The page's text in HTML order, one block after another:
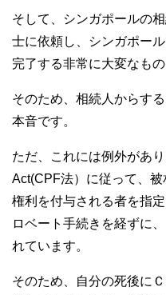
そして、シンガポールの
士に依頼し、シンガポー
完了する非常に大変なもの
そのため、相続人からす
本音です。
ただ、これには例外があ
Act(CPF法）に従って、
権利を付与される者を指
ロベート手続きを経ずに
れています。
そのため、自分の死後に